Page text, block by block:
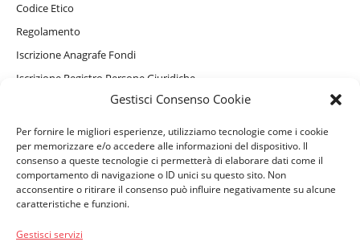
Gestisci Consenso Cookie
Per fornire le migliori esperienze, utilizziamo tecnologie come i cookie
per memorizzare e/o accedere alle informazioni del dispositivo. Il
consenso a queste tecnologie ci permetterà di elaborare dati come il
comportamento di navigazione o ID unici su questo sito. Non
acconsentire o ritirare il consenso può influire negativamente su alcune
caratteristiche e funzioni.
Gestisci servizi
Codice Etico
Regolamento
Iscrizione Anagrafe Fondi
Iscrizione Registro Persone Giuridiche
Informativa Privacy Sito Internet, Cookie e assistente virtuale
Informativa Privacy Beneficiari
PERSONE ASSISTITE
Convenzionamenti e Servizi Complementari